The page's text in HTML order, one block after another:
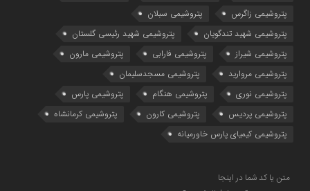
پتروشیمی زاگرس
پتروشیمی سبلان
پتروشیمی شهید تندگویان
پتروشیمی شهید رئیسی گلستان
پتروشیمی شیراز
پتروشیمی فارابی
پتروشیمی مارون
پتروشیمی مروارید
پتروشیمی مسجدسلیمان
پتروشیمی نوری
پتروشیمی هنگام
پتروشیمی پارس
پتروشیمی پردیس
پتروشیمی کارون
پتروشیمی کرمانشاه
پتروشیمی کیمیای پارس خاورمیانه
متن یا کد شما در اینجا